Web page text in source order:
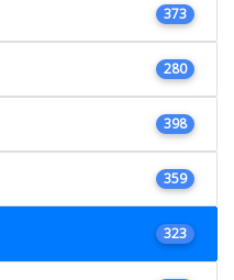
373
280
398
359
323